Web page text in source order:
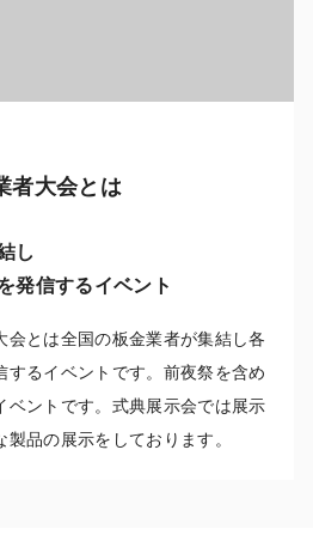
者大会とは
し
発信するイベント
会とは全国の板金業者が集結し各
するイベントです。前夜祭を含め
ベントです。式典展示会では展示
品の展示をしております。